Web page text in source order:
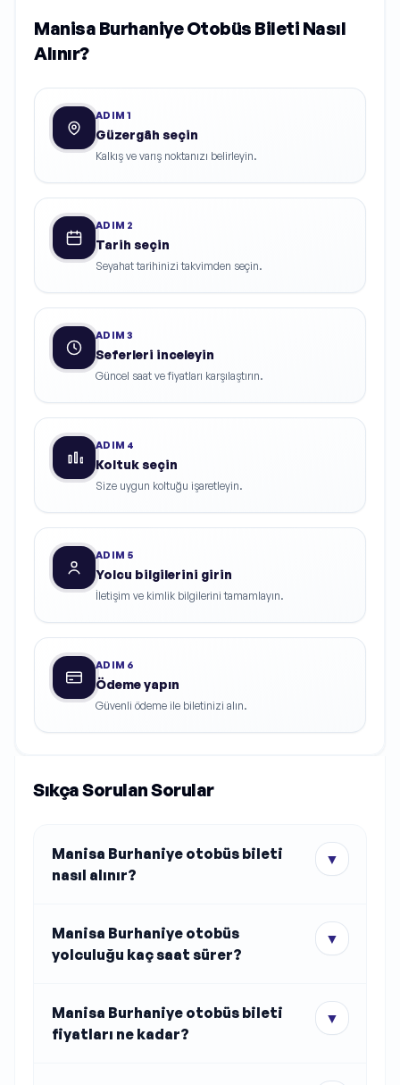
Manisa Burhaniye Otobüs Bileti Nasıl
Alınır?
ADIM1
Güzergâh seçin
Kalkış ve varış noktanızı belirleyin.
ADIM 2
Tarih seçin
Seyahat tarihinizi takvimden seçin.
ADIM3
Seferleri inceleyin
Güncel saat ve fiyatları karşılaştırın.
ADIM 4
Koltuk seçin
Size uygun koltuğu işaretleyin.
ADIM 5
Yolcu bilgilerini girin
İletişim ve kimlik bilgilerini tamamlayın.
ADIM 6
Ödeme yapın
Güvenli ödeme ile biletinizi alın.
Sıkça Sorulan Sorular
Manisa Burhaniye otobüs bileti
nasıl alınır?
▼
Manisa Burhaniye otobüs
yolculuğu kaç saat sürer?
▼
Manisa Burhaniye otobüs bileti
fiyatları ne kadar?
▼